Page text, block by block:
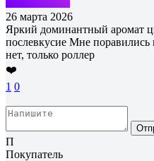
26 марта 2026
Яркий доминантный аромат
послевкусие Мне
нет, только роллер
❤️
1 0
П
Покупатель